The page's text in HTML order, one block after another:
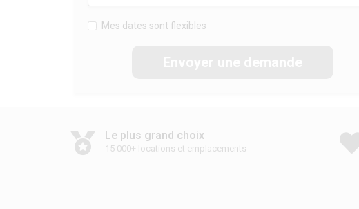
Mes dates sont flexibles
Le plus grand choix
15 000+ locations et emplacements